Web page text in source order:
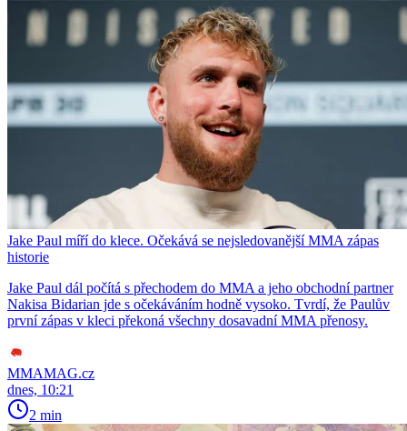
Jake Paul míří do klece. Očekává se nejsledovanější MMA zápas
historie
Jake Paul dál počítá s přechodem do MMA a jeho obchodní partner
Nakisa Bidarian jde s očekáváním hodně vysoko. Tvrdí, že Paulův
první zápas v kleci překoná všechny dosavadní MMA přenosy.
MMAMAG.cz
dnes, 10:21
2 min